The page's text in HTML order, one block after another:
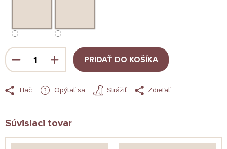
PRIDAŤ DO KOŠÍKA
Tlač Opýtať sa Strážiť Zdieľať
Súvisiaci tovar